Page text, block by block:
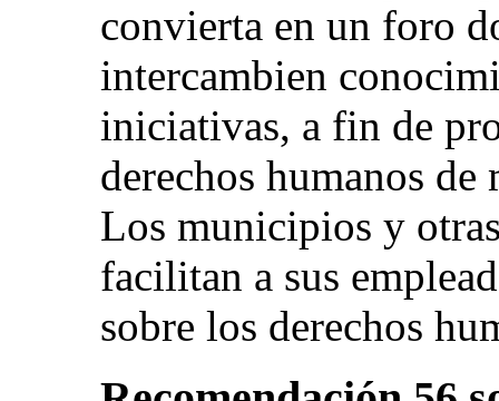
convierta en un foro
intercambien
iniciativas, a fin de
derechos humanos de
Los municipios y
facilitan a sus
sobre los derechos